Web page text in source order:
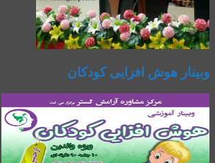
وبینار هوش افزایی کودکان